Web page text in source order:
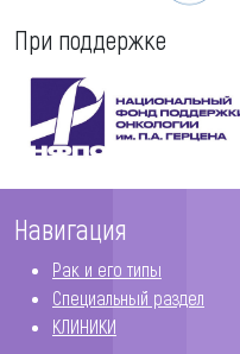
При поддержке
Навигация
Рак и его типы
Специальный раздел
КЛИНИКИ